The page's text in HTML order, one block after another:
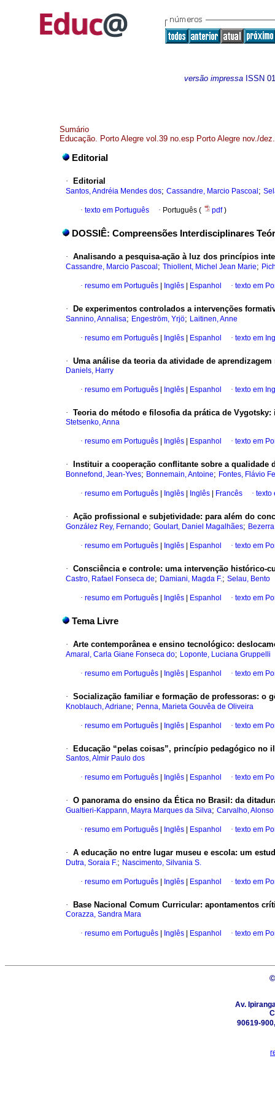
versão impressa ISSN
Sumário
Educação. Porto Alegre vol.39 no.esp Porto Alegre nov./
Editorial
· Editorial
Santos, Andréia Mendes dos; Cassandre, Marcio Pascoal ;
· texto em Português · Português ( pdf)
DOSSIÊ: Compreensões Interdisciplinares
· Analisando a pesquisa-ação à luz dos princípios
Cassandre, Marcio Pascoal ; Thiollent, Michel Jean Marie;
· resumo em Português Inglês Espanhol · texto em
· De experimentos controlados a intervenções
Sannino, Annalisa; Engeström, Yrjö; Laitinen, Anne
· resumo em Português Inglês Espanhol · texto em
· Uma análise da teoria da atividade de
Daniels, Harry
· resumo em Português Inglês Espanhol · texto em
· Teoria do método e filosofia da prática de
Stetsenko, Anna
· resumo em Português Inglês Espanhol · texto em
· Instituir a cooperação conflitante sobre a qualidade
Bonnefond, Jean-Yves; Bonnemain, Antoine; Fontes, Flávio
· resumo em Português Inglês Inglês Francês · texto
· Ação profissional e subjetividade: para além do
González Rey, Fernando; Goulart, Daniel Magalhães;
· resumo em Português Inglês Espanhol · texto em
· Consciência e controle: uma intervenção histórico-
Castro, Rafael Fonseca de; Damiani, Magda F.; Selau, Bento
· resumo em Português Inglês Espanhol · texto em
Tema Livre
· Arte contemporânea e ensino tecnológico:
Amaral, Carla Giane Fonseca do; Loponte, Luciana Gruppelli
· resumo em Português Inglês Espanhol · texto em
· Socialização familiar e formação de professoras: o
Knoblauch, Adriane; Penna, Marieta Gouvêa de Oliveira
· resumo em Português Inglês Espanhol · texto em
· Educação “pelas coisas”, princípio pedagógico no
Santos, Almir Paulo dos
· resumo em Português Inglês Espanhol · texto em
· O panorama do ensino da Ética no Brasil: da
Gualtieri-Kappann, Mayra Marques da Silva; Carvalho,
· resumo em Português Inglês Espanhol · texto em
· A educação no entre lugar museu e escola: um
Dutra, Soraia F.; Nascimento, Silvania S.
· resumo em Português Inglês Espanhol · texto em
· Base Nacional Comum Curricular: apontamentos
Corazza, Sandra Mara
· resumo em Português Inglês Espanhol · texto em
Av.
90619-